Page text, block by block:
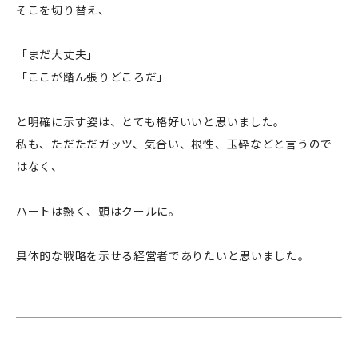
そこを切り替え、
「まだ大丈夫」
「ここが踏ん張りどころだ」
と明確に示す姿は、とても格好いいと思いました。
私も、ただただガッツ、気合い、根性、玉砕などと言うので
はなく、
ハートは熱く、頭はクールに。
具体的な戦略を示せる経営者でありたいと思いました。